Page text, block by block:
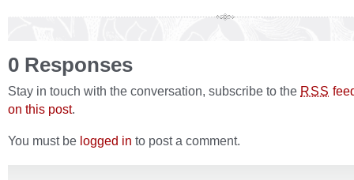
0 Responses
Stay in touch with the conversation, subscribe to the RSS
on this post.
You must be logged in to post a comment.